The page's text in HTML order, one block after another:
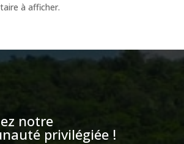
à afficher.
notre
privilégiée !